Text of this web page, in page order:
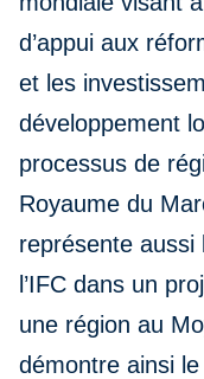
d’appui aux
et les
développement
processus de
Royaume du
représente aussi
l’IFC dans un
une région au
démontre ainsi